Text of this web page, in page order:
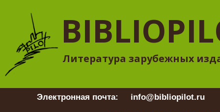
Литература зарубежных
Электронная почта: info@bibliopilot.ru